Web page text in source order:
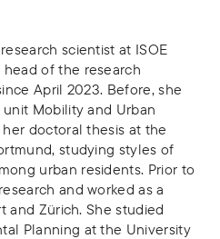
scientist at ISOE
of the research
April 2023. Before, she
Mobility and Urban
doctoral thesis at the
studying styles of
urban residents. Prior to
and worked as a
and Zürich. She studied
Planning at the University